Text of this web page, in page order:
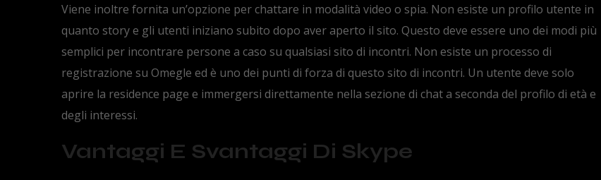
Viene inoltre fornita un’opzione per chattare in modalità video o spia. Non esiste un profilo utente in
quanto story e gli utenti iniziano subito dopo aver aperto il sito. Questo deve essere uno dei modi più
semplici per incontrare persone a caso su qualsiasi sito di incontri. Non esiste un processo di
registrazione su Omegle ed è uno dei punti di forza di questo sito di incontri. Un utente deve solo
aprire la residence page e immergersi direttamente nella sezione di chat a seconda del profilo di età e
degli interessi.
Vantaggi E Svantaggi Di Skype